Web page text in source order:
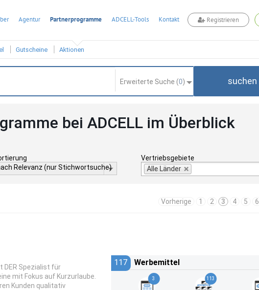
Agentur Partnerprogramme ADCELL-Tools Kontakt Registrieren
Gutscheine Aktionen
Erweiterte Suche (0) suchen
bei ADCELL im Überblick
Relevanz (nur Stichwortsuche)
Vertriebsgebiete
Alle Länder
Vorherige 1 2 3 4 5 6
DER Spezialist für
mit Fokus auf Kurzurlaube.
Kunden qualitativ
117 Werbemittel
3 113